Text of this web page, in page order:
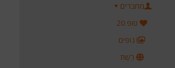
מחברים
טופ 20
נופים
רֶשֶׁת